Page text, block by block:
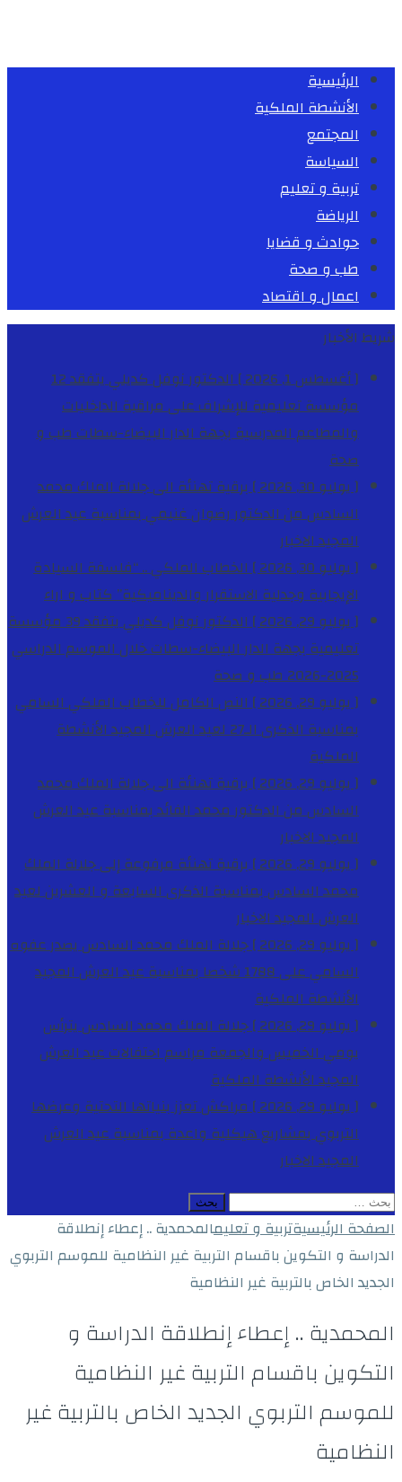
الرئيسية
الأنشطة الملكية
المجتمع
السياسة
تربية و تعليم
الرياضة
حوادث و قضايا
طب و صحة
اعمال و اقتصاد
شريط الأخبار
[ أغسطس 1, 2026 ]
الدكتور نوفل كديلي يتفقد 12
مؤسسة تعليمية للإشراف على مراقبة الداخليات
والمطاعم المدرسية بجهة الدار البيضاء-سطاتطب و
صحة
[ يوليو 30, 2026 ]
برقية تهنئة الى جلالة الملك محمد
السادس من الدكتور رضوان غنيمي بمناسبة عيد العرش
المجيدالاخبار
[ يوليو 30, 2026 ]
الخطاب الملكي .. “فلسفة السيادة
الإيجابية وجدلية الاستقرار والديناميكية”كتاب و اراء
[ يوليو 29, 2026 ]
الدكتور نوفل كديلي يتفقد 39 مؤسسة
تعليمية بجهة الدار البيضاء-سطات خلال الموسم الدراسي
2025-2026
طب و صحة
[ يوليو 29, 2026 ]
النص الكامل للخطاب الملكي السامي
بمناسبة الذكرى الـ27 لعيد العرش المجيد
الأنشطة
الملكية
[ يوليو 29, 2026 ]
برقية تهنئة الى جلالة الملك محمد
السادس من الدكتور محمد الفائد بمناسبة عيد العرش
المجيدالاخبار
[ يوليو 29, 2026 ]
برقية تهنئة مرفوعة إلى جلالة الملك
محمد السادس بمناسبة الذكرى السابعة و العشرين لعيد
العرش المجيدالاخبار
[ يوليو 29, 2026 ]
جلالة الملك محمد السادس يصدر عفوه
السامي على 1788 شخصا بمناسبة عيد العرش المجيد
الأنشطة الملكية
[ يوليو 29, 2026 ]
جلالة الملك محمد السادس يترأس
يومي الخميس والجمعة مراسم احتفالات عيد العرش
المجيدالأنشطة الملكية
[ يوليو 29, 2026 ]
مراكش تعزز بنياتها التحتية وعرضها
التربوي بمشاريع هيكلية واعدة بمناسبة عيد العرش
المجيدالاخبار
البحث
عن:
الصفحة الرئيسيةتربية و تعليمالمحمدية .. إعطاء إنطلاقة
الدراسة و التكوين باقسام التربية غير النظامية للموسم التربوي
الجديد الخاص بالتربية غير النظامية
المحمدية .. إعطاء إنطلاقة الدراسة و
التكوين باقسام التربية غير النظامية
للموسم التربوي الجديد الخاص بالتربية غير
النظامية